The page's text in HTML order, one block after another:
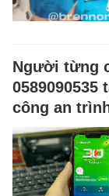
Người từng
0589090535
công an